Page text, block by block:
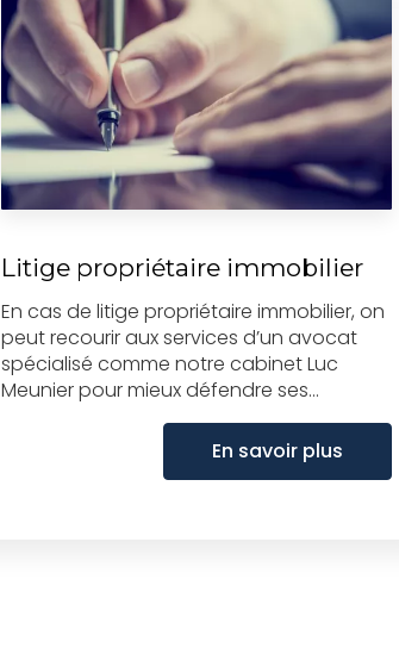
Litige propriétaire immobilier
En cas de litige propriétaire immobilier, on
peut recourir aux services d’un avocat
spécialisé comme notre cabinet Luc
Meunier pour mieux défendre ses...
En savoir plus